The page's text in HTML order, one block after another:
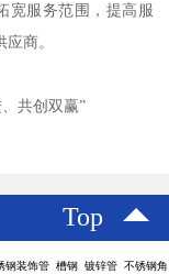
宽服务范围，提高服
商。
共创双赢”
Top
钢装饰管 槽钢 镀锌管 不锈钢角